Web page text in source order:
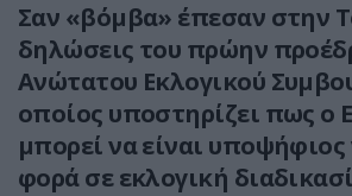
Σαν «βόμβα» έπεσαν στην
δηλώσεις του πρώην
Ανώτατου Εκλογικού
οποίος υποστηρίζει πως ο
μπορεί να είναι υποψήφιος
φορά σε εκλογική